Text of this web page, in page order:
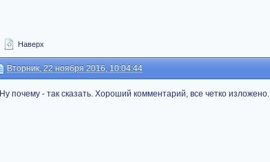
Наверх
Вторник, 22 ноября 2016, 10:04:44
Ну почему - так сказать. Хороший комментарий, все четко изложено.